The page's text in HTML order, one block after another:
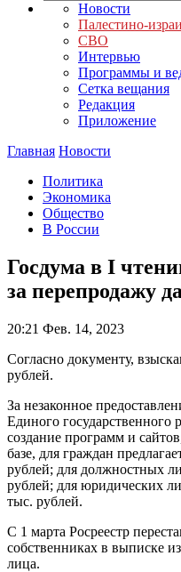
Новости
Палестино-
СВО
Интервью
Программы и
Сетка вещания
Редакция
Приложение
Главная Новости
Политика
Экономика
Общество
В России
Госдума в I
за перепродажу
20:21 Фев. 14, 2023
Согласно документу,
рублей.
За незаконное
Единого государственного
создание программ и
базе, для граждан
рублей; для должностных
рублей; для юридических
тыс. рублей.
С 1 марта Росреестр
собственниках в выписке
лица.